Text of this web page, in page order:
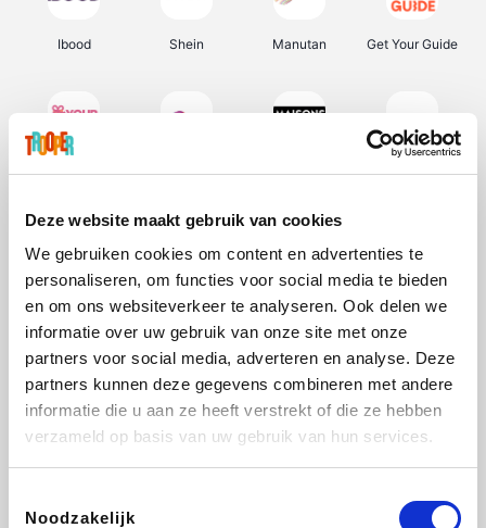
Deze website maakt gebruik van cookies
We gebruiken cookies om content en advertenties te
personaliseren, om functies voor social media te bieden
en om ons websiteverkeer te analyseren. Ook delen we
informatie over uw gebruik van onze site met onze
partners voor social media, adverteren en analyse. Deze
partners kunnen deze gegevens combineren met andere
informatie die u aan ze heeft verstrekt of die ze hebben
verzameld op basis van uw gebruik van hun services.
Noodzakelijk
Ibood Shein Manutan Get Your Guide
Weekendesk Sarenza Schiesser Interhome